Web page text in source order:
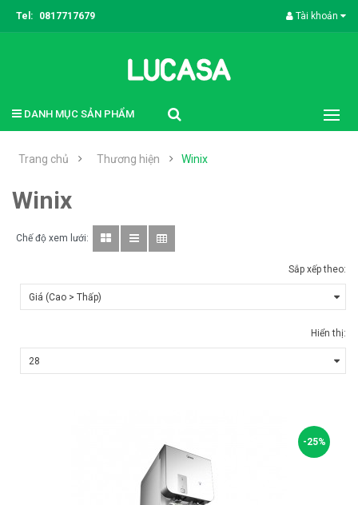
Tel: 0817717679 Tài khoản
DANH MỤC SẢN PHẨM
Trang chủ Thương hiện Winix
Winix
Chế độ xem lưới:
Sắp xếp theo:
Hiển thị:
-25%